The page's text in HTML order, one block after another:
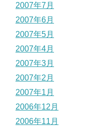
2007年7月
2007年6月
2007年5月
2007年4月
2007年3月
2007年2月
2007年1月
2006年12月
2006年11月